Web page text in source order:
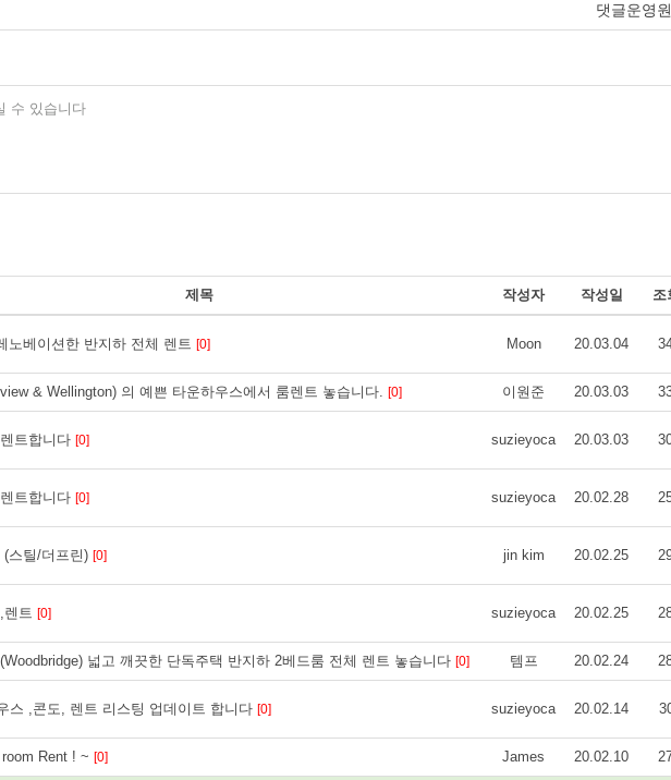
댓글운영
수 있습니다
제목 작성자 작성일 조
노베이션한 반지하 전체 렌트 [0] Moon 20.03.04
& Wellington) 의 예쁜 타운하우스에서 룸렌트 놓습니다. [0] 이원준 20.03.03
트합니다 [0] suzieyoca 20.03.03
트합니다 [0] suzieyoca 20.02.28
스틸/더프린) [0] jin kim 20.02.25
렌트 [0] suzieyoca 20.02.25
넓고 깨끗한 단독주택 반지하 2베드룸 전체 렌트 놓습니다 [0] 템프 20.02.24
스 ,콘도, 렌트 리스팅 업데이트 합니다 [0] suzieyoca 20.02.14
Rent ! ~ [0] James 20.02.10